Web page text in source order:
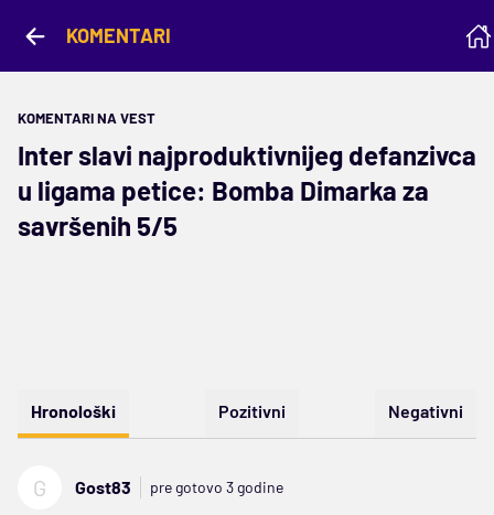
KOMENTARI
KOMENTARI NA VEST
Inter slavi najproduktivnijeg defanzivca
u ligama petice: Bomba Dimarka za
savršenih 5/5
Hronološki Pozitivni Negativni
G Gost83 pre gotovo 3 godine